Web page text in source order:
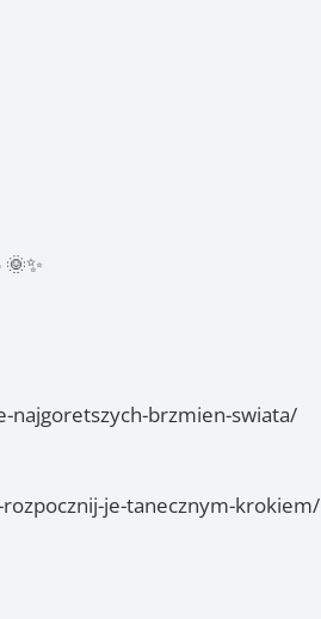
najgoretszych-brzmien-swiata/
je-tanecznym-krokiem/